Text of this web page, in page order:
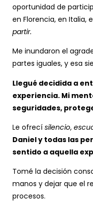
oportunidad de
en Florencia, en Italia,
partir.
Me inundaron el
partes iguales, y esa
Llegué decidida a
experiencia. Mi
seguridades,
Le ofrecí silencio,
Daniel y todas las
sentido a aquella
Tomé la decisión
manos y dejar que el
procesos.